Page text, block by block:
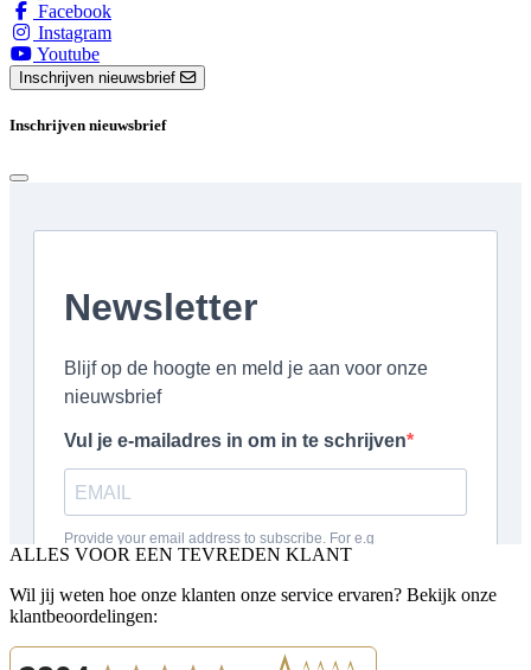
Facebook
Instagram
Youtube
Inschrijven nieuwsbrief
Inschrijven nieuwsbrief
ALLES VOOR EEN TEVREDEN KLANT
Wil jij weten hoe onze klanten onze service ervaren? Bekijk onze
klantbeoordelingen: